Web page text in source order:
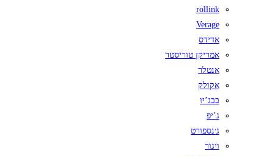
rollink
Verage
אדידס
אמריקן טוריסטר
אנטלר
אקולק
בבג’יו
ג’יפ
ג׳נספורט
ויגור